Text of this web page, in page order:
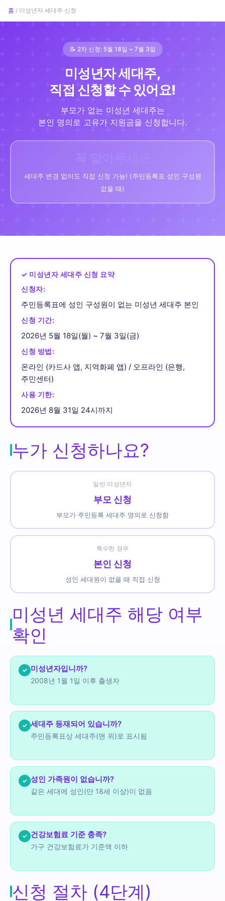
홈 / 미성년자 세대주 신청
📝 2차 신청: 5월 18일 ~ 7월 3일
미성년자 세대주,
직접 신청할 수 있어요!
부모가 없는 미성년 세대주는
본인 명의로 고유가 지원금을 신청합니다.
세대주 변경 없이도 직접 신청 가능! (주민등록표 성인 구성원
없을 때)
✓ 미성년자 세대주 신청 요약
신청자:
주민등록표에 성인 구성원이 없는 미성년 세대주 본인
신청 기간:
2026년 5월 18일(월) ~ 7월 3일(금)
신청 방법:
온라인 (카드사 앱, 지역화폐 앱) / 오프라인 (은행,
주민센터)
사용 기한:
2026년 8월 31일 24시까지
누가 신청하나요?
일반 미성년자
부모 신청
부모가 주민등록 세대주 명의로 신청함
특수한 경우
본인 신청
성인 세대원이 없을 때 직접 신청
미성년 세대주 해당 여부
확인
✓ 미성년자입니까?
2008년 1월 1일 이후 출생자
✓ 세대주 등재되어 있습니까?
주민등록표상 세대주(맨 위)로 표시됨
✓ 성인 가족원이 없습니까?
같은 세대에 성인(만 18세 이상)이 없음
✓ 건강보험료 기준 충족?
가구 건강보험료가 기준액 이하
신청 절차 (4단계)